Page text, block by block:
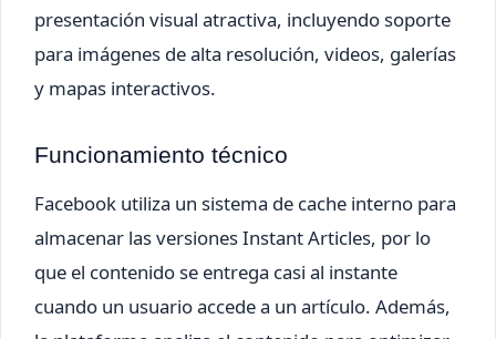
presentación visual atractiva, incluyendo soporte
para imágenes de alta resolución, videos, galerías
y mapas interactivos.
Funcionamiento técnico
Facebook utiliza un sistema de cache interno para
almacenar las versiones Instant Articles, por lo
que el contenido se entrega casi al instante
cuando un usuario accede a un artículo. Además,